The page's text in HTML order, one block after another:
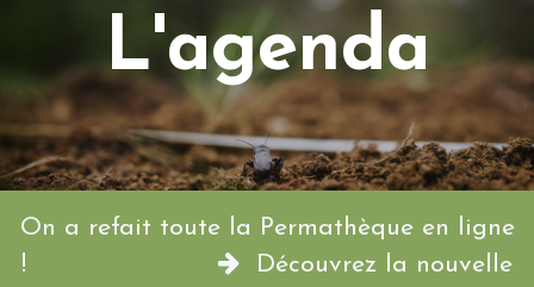
L'agenda
On a refait toute la Permathèque en ligne
!
Découvrez la nouvelle